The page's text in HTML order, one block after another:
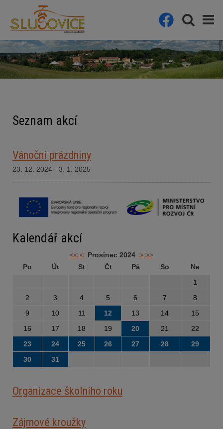
Seznam akcí
Vánoční prázdniny
23. 12. 2024 - 3. 1. 2025
Kalendář akcí
<< < Prosinec 2024 > >>
Po
Út St Čt Pá So
Ne
1
2
3 4 5 6 7
8
9
10 11 12 13 14
15
16
17 18 19 20 21
22
23
24 25 26 27 28
29
30
31
Organizace školního roku
Zájmové kroužky